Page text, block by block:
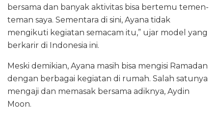
bersama dan banyak aktivitas bisa bertemu temen-
teman saya. Sementara di sini, Ayana tidak
mengikuti kegiatan semacam itu,” ujar model yang
berkarir di Indonesia ini.
Meski demikian, Ayana masih bisa mengisi Ramadan
dengan berbagai kegiatan di rumah. Salah satunya
mengaji dan memasak bersama adiknya, Aydin
Moon.